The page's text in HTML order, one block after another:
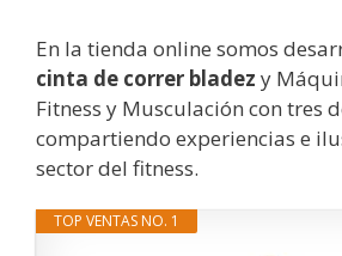
En la tienda online somos
cinta de correr bladez y
Fitness y Musculación con tres
compartiendo experiencias e
sector del fitness.
TOP VENTAS NO. 1